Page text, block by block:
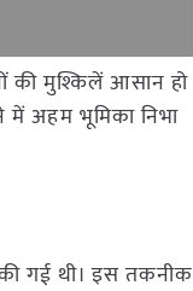
की मुश्किलें आसान हो
अहम भूमिका निभा
गई थी। इस तकनीक